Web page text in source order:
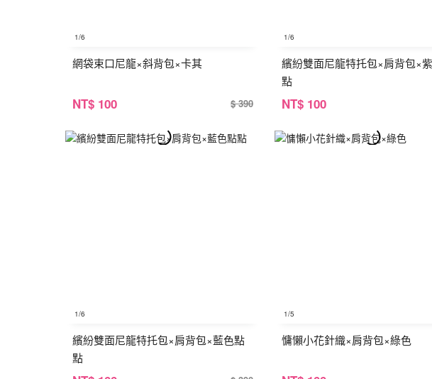
1/6
網袋束口尼龍×斜背包×卡其
NT$ 100 $ 390
1/6
繽紛雙面尼龍特托包×肩背包×
點
NT$ 100
1/6
繽紛雙面尼龍特托包×肩背包×藍色點
點
1/5
慵懶小花針織×肩背包×綠色